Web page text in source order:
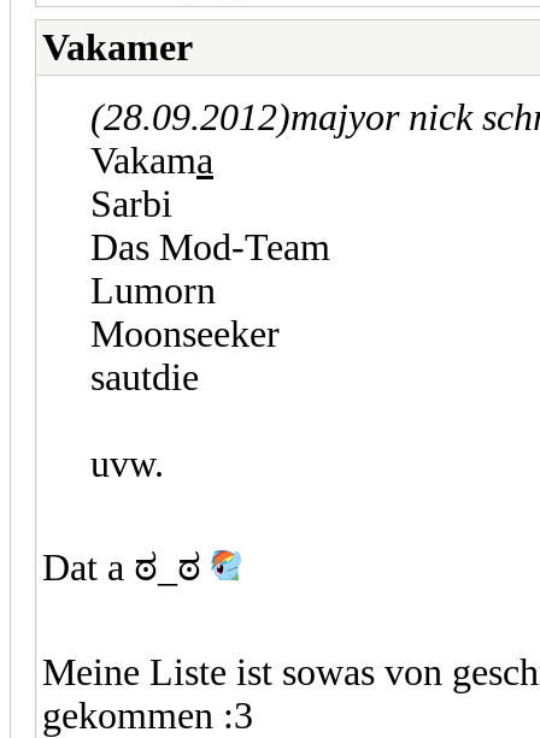
Vakamer
(28.09.2012)majyor nick
Vakama
Sarbi
Das Mod-Team
Lumorn
Moonseeker
sautdie
uvw.
Dat a ಠ_ಠ
Meine Liste ist sowas von
gekommen :3